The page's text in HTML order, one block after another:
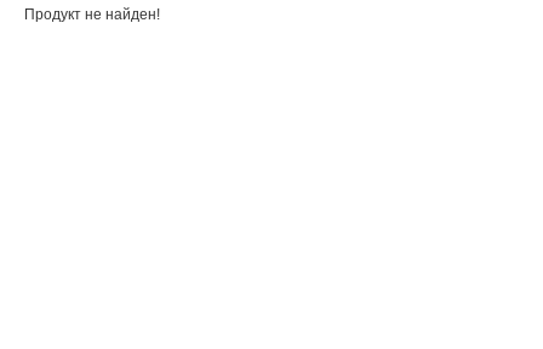
Продукт не найден!